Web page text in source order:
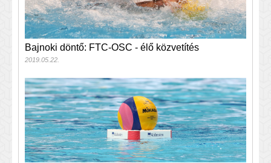
Bajnoki döntő: FTC-OSC - élő közvetítés
2019.05.22.